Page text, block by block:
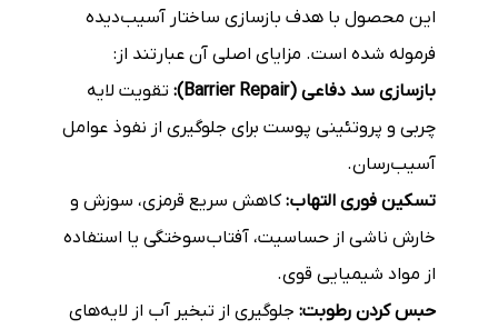
این محصول با هدف بازسازی ساختار آسیب‌دیده
فرموله شده است. مزایای اصلی آن عبارتند از:
بازسازی سد دفاعی (Barrier Repair):
تقویت لایه
چربی و پروتئینی پوست برای جلوگیری از نفوذ عوامل
آسیب‌رسان.
تسکین فوری التهاب:کاهش سریع قرمزی، سوزش و
خارش ناشی از حساسیت، آفتاب‌سوختگی یا استفاده
از مواد شیمیایی قوی.
حبس کردن رطوبت: جلوگیری از تبخیر آب از لایه‌های